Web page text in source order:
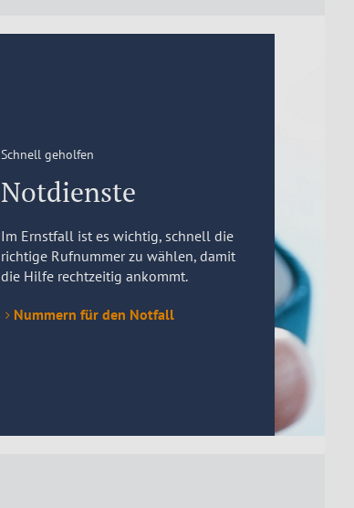
Schnell geholfen
Notdienste
Im Ernstfall ist es wichtig, schnell die
richtige Rufnummer zu wählen, damit
die Hilfe rechtzeitig ankommt.
Nummern für den Notfall